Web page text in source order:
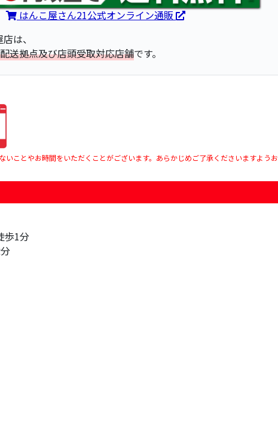
はんこ屋さん21公式オンライン通販
は、
送拠点及び店頭受取対応店舗です。
ことやお時間をいただくことがございます。あらかじめご了承くださいますようお
歩1分